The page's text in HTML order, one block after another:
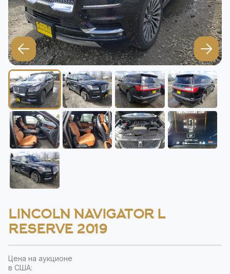
LINCOLN NAVIGATOR L
RESERVE 2019
Цена на аукционе
в США: